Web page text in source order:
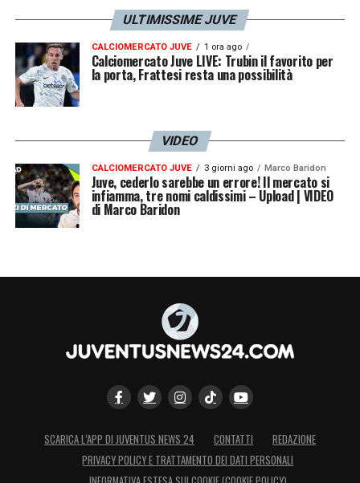
ULTIMISSIME JUVE
CALCIOMERCATO JUVE 1 ora ago
Calciomercato Juve LIVE: Trubin il favorito per
la porta, Frattesi resta una possibilità
VIDEO
CALCIOMERCATO JUVE 3 giorni ago Marco Baridon
Juve, cederlo sarebbe un errore! Il mercato si
infiamma, tre nomi caldissimi – Upload | VIDEO
di Marco Baridon
SCARICA L’APP DI JUVENTUS NEWS 24 CONTATTI
REDAZIONE
PRIVACY POLICY E TRATTAMENTO DEI DATI PERSONALI